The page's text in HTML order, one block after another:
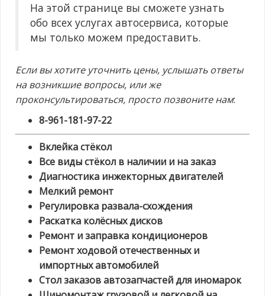
На этой странице вы сможете узнать
обо всех услугах автосервиса, которые
мы только можем предоставить.
Если вы хотите уточнить цены, услышать ответы
на возникшие вопросы, или же
проконсультироваться, просто позвоните нам:
8-961-181-97-22
Вклейка стёкол
Все виды стёкол в наличии и на заказ
Диагностика инжекторных двигателей
Мелкий ремонт
Регулировка развала-схождения
Раскатка колёсных дисков
Ремонт и заправка кондиционеров
Ремонт ходовой отечественных и
импортных автомобилей
Стол заказов автозапчастей для иномарок